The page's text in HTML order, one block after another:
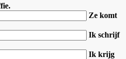
Ze komt
Ik schrijf
Ik krijg